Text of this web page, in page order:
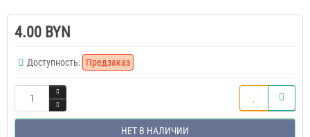
4.00 BYN
Доступность: Предзаказ
НЕТ В НАЛИЧИИ